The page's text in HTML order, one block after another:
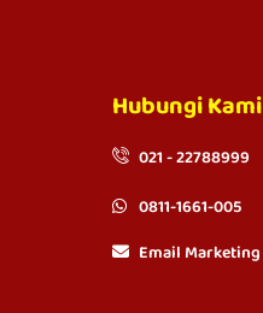
Hubungi Kami
021 - 22788999
0811-1661-005
Email Marketing